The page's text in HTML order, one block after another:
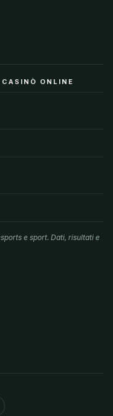
ONLINE
e sport. Dati, risultati e